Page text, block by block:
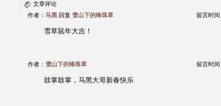
文章评论
作者： 马黑 回复 雪山下的绛珠草 留言时间
雪草鼠年大吉！
作者： 雪山下的绛珠草 留言时间
鼓掌鼓掌，马黑大哥新春快乐